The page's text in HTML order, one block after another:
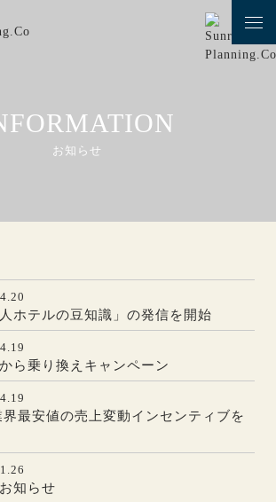
お知らせ
ホテルの豆知識」の発信を開始
ら乗り換えキャンペーン
界最安値の売上変動インセンティブを
知らせ